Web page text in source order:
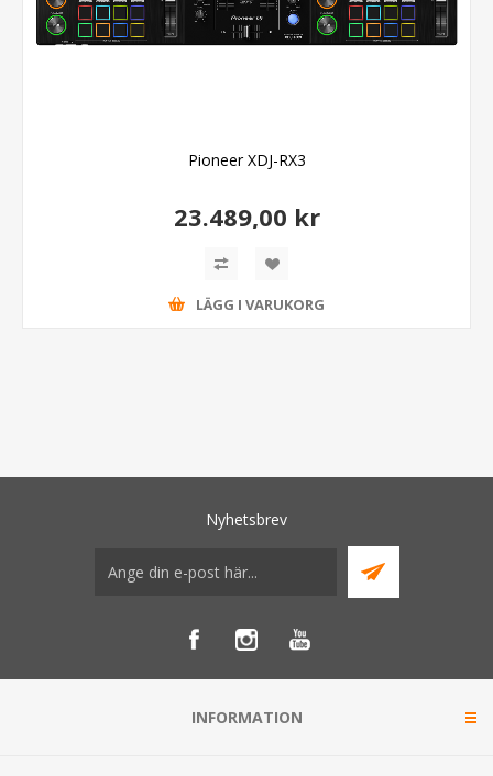
Pioneer XDJ-RX3
23.489,00 kr
LÄGG I VARUKORG
Nyhetsbrev
INFORMATION